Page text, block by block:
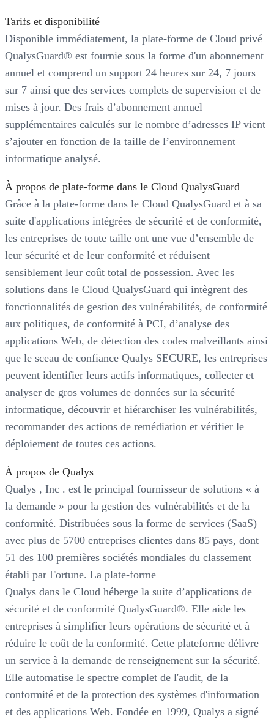
Tarifs et disponibilité
Disponible immédiatement, la plate-forme de Cloud privé
QualysGuard® est fournie sous la forme d'un abonnement
annuel et comprend un support 24 heures sur 24, 7 jours
sur 7 ainsi que des services complets de supervision et de
mises à jour. Des frais d’abonnement annuel
supplémentaires calculés sur le nombre d’adresses IP vient
s’ajouter en fonction de la taille de l’environnement
informatique analysé.
À propos de plate-forme dans le Cloud QualysGuard
Grâce à la plate-forme dans le Cloud QualysGuard et à sa
suite d'applications intégrées de sécurité et de conformité,
les entreprises de toute taille ont une vue d’ensemble de
leur sécurité et de leur conformité et réduisent
sensiblement leur coût total de possession. Avec les
solutions dans le Cloud QualysGuard qui intègrent des
fonctionnalités de gestion des vulnérabilités, de conformité
aux politiques, de conformité à PCI, d’analyse des
applications Web, de détection des codes malveillants ainsi
que le sceau de confiance Qualys SECURE, les entreprises
peuvent identifier leurs actifs informatiques, collecter et
analyser de gros volumes de données sur la sécurité
informatique, découvrir et hiérarchiser les vulnérabilités,
recommander des actions de remédiation et vérifier le
déploiement de toutes ces actions.
À propos de Qualys
Qualys , Inc . est le principal fournisseur de solutions « à
la demande » pour la gestion des vulnérabilités et de la
conformité. Distribuées sous la forme de services (SaaS)
avec plus de 5700 entreprises clientes dans 85 pays, dont
51 des 100 premières sociétés mondiales du classement
établi par Fortune. La plate-forme
Qualys dans le Cloud héberge la suite d’applications de
sécurité et de conformité QualysGuard®. Elle aide les
entreprises à simplifier leurs opérations de sécurité et à
réduire le coût de la conformité. Cette plateforme délivre
un service à la demande de renseignement sur la sécurité.
Elle automatise le spectre complet de l'audit, de la
conformité et de la protection des systèmes d'information
et des applications Web. Fondée en 1999, Qualys a signé